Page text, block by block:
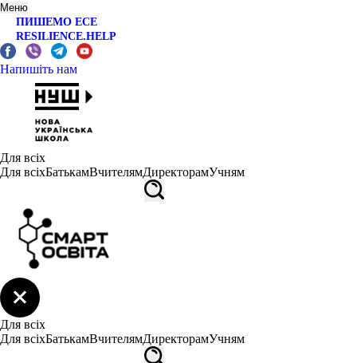
Меню
ПИШЕМО ЕСЕ
RESILIENCE.HELP
Напишіть нам
Для всіх
Для всіхБатькамВчителямДиректорамУчням
Для всіх
Для всіхБатькамВчителямДиректорамУчням